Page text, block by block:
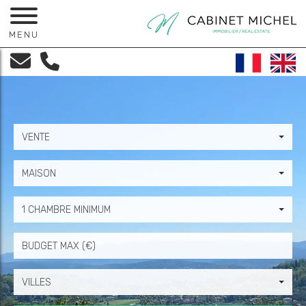
MENU
VENTE
MAISON
1 CHAMBRE MINIMUM
Prix
VILLES